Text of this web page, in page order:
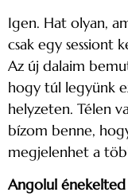
Igen. Hat olyan,
csak egy sessiont
Az új dalaim
hogy túl legyünk
helyzeten. Télen
bízom benne,
megjelenhet a
Angolul énekelted